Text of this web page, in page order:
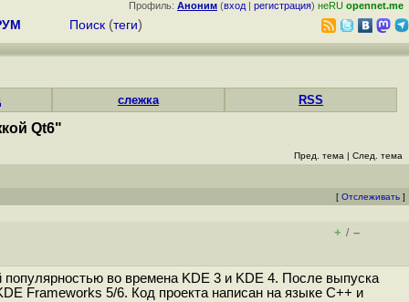
Профиль: Аноним (вход | регистрация) неRU opennet.me
Поиск (теги)
слежка RSS
Qt6"
Пред. тема | След. тема
[ Отслеживать ]
+ / –
во времена KDE 3 и KDE 4. После выпуска
Frameworks 5/6. Код проекта написан на языке C++ и